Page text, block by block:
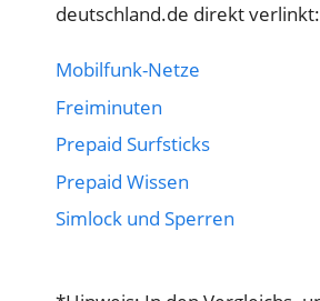
deutschland.de direkt verlinkt:
Mobilfunk-Netze
Freiminuten
Prepaid Surfsticks
Prepaid Wissen
Simlock und Sperren